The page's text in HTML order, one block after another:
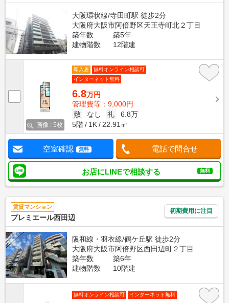
大阪環状線/寺田町駅 徒歩2分
大阪府大阪市阿倍野区天王寺町北２丁目
築年数
築5年
建物階数
12階建
画像 : 5枚
即入居
無料オンライン相談可
インターネット無料
6.8万円
管理費等：9,000円
敷
なし 礼
6.8万
5階
1K 22.91㎡
空室確認 無料 電話で問合せ
お店にLINEで相談する 無料
賃貸マンション
プレミエール西田辺
初期費用に注目
阪和線・羽衣線/鶴ケ丘駅 徒歩2分
大阪府大阪市阿倍野区西田辺町２丁目
築年数
築6年
建物階数
10階建
無料オンライン相談可 インターネット無料